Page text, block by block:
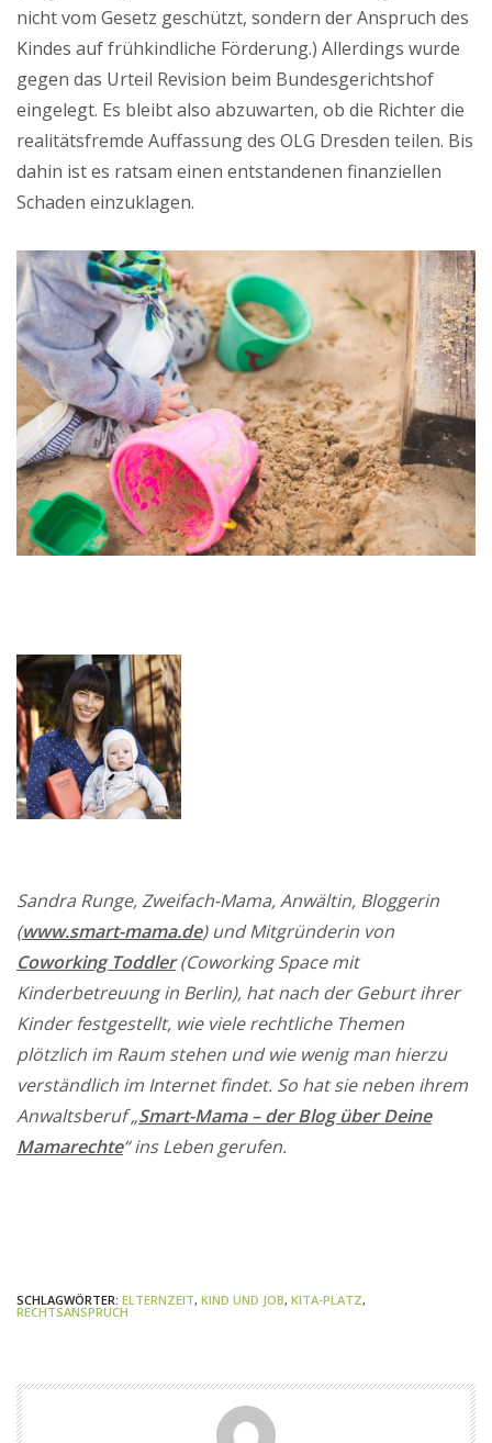
nicht vom Gesetz geschützt, sondern der Anspruch des
Kindes auf frühkindliche Förderung.) Allerdings wurde
gegen das Urteil Revision beim Bundesgerichtshof
eingelegt. Es bleibt also abzuwarten, ob die Richter die
realitätsfremde Auffassung des OLG Dresden teilen. Bis
dahin ist es ratsam einen entstandenen finanziellen
Schaden einzuklagen.
Sandra Runge, Zweifach-Mama, Anwältin, Bloggerin
(www.smart-mama.de) und Mitgründerin von
Coworking Toddler(Coworking Space mit
Kinderbetreuung in Berlin), hat nach der Geburt ihrer
Kinder festgestellt, wie viele rechtliche Themen
plötzlich im Raum stehen und wie wenig man hierzu
verständlich im Internet findet. So hat sie neben ihrem
Anwaltsberuf „Smart-Mama – der Blog über Deine
Mamarechte“ ins Leben gerufen.
SCHLAGWÖRTER: ELTERNZEIT, KIND UND JOB, KITA-PLATZ,
RECHTSANSPRUCH